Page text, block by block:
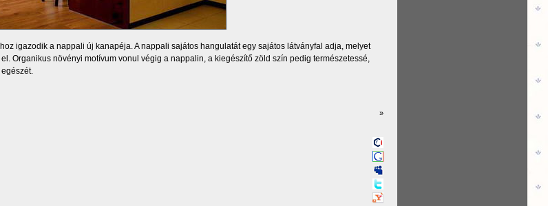
igazodik a nappali új kanapéja. A nappali sajátos hangulatát egy sajátos látványfal adja, melyet
Organikus növényi motívum vonul végig a nappalin, a kiegészítő zöld szín pedig természetessé,
»